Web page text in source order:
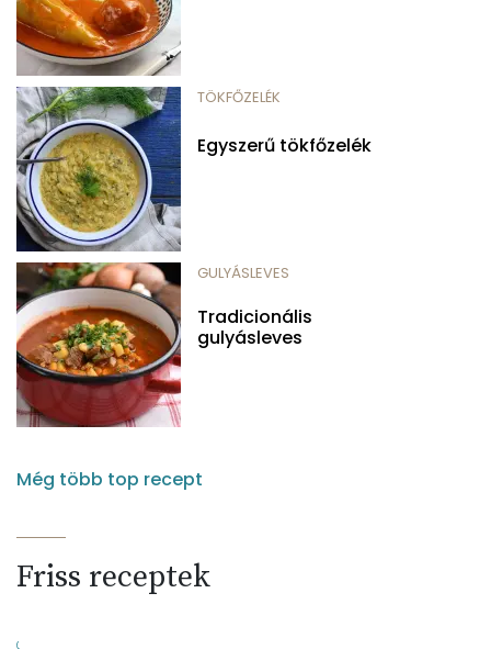
TÖKFŐZELÉK
Egyszerű tökfőzelék
GULYÁSLEVES
Tradicionális
gulyásleves
Még több top recept
Friss receptek